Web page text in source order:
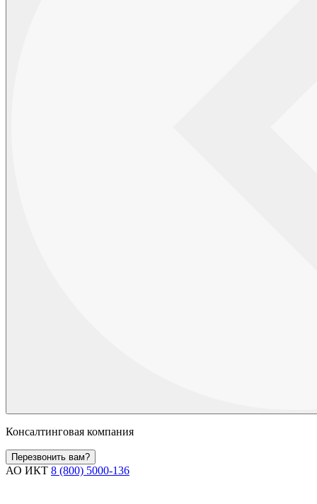
Консалтинговая компания
Перезвонить вам?
АО ИКТ 8 (800) 5000-136